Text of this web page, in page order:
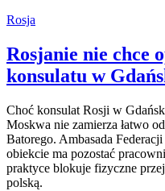
Rosja
Rosjanie nie chce
konsulatu w
Choć konsulat Rosji w
Moskwa nie zamierza łatwo
Batorego. Ambasada
obiekcie ma pozostać
praktyce blokuje fizyczne
polską.